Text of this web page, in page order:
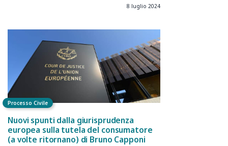
8 luglio 2024
Processo Civile
Nuovi spunti dalla giurisprudenza
europea sulla tutela del consumatore
(a volte ritornano) di Bruno Capponi